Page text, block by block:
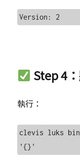
Step 4
執行：
clevis luks